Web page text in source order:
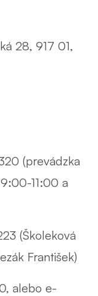
28, 917 01,
(prevádzka
11:00 a
(Školeková
František)
alebo e-